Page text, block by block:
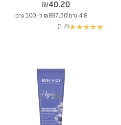
₪40.20
4.8 גרם |₪837.50 ל- 100 גרם
★
★
★
★
★
(17)